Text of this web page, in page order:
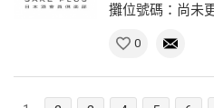
攤位號碼：尚未
0